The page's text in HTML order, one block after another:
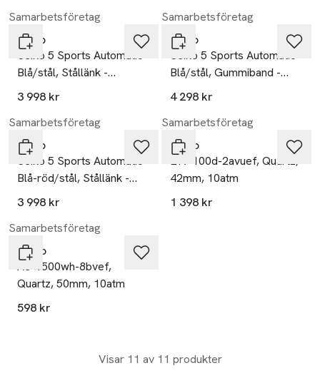
Samarbetsföretag
Seiko
Seiko 5 Sports Automatic
Blå/stål, Stållänk -
Srpd51k1
3 998 kr
Samarbetsföretag
Seiko
Seiko 5 Sports Automatic
Blå/stål, Gummiband -
Srpl77k1
4 298 kr
Samarbetsföretag
Seiko
Seiko 5 Sports Automatic
Blå-röd/stål, Stållänk -
Srpd53k1
3 998 kr
Samarbetsföretag
Casio
Efv-100d-2avuef, Quartz,
42mm, 10atm
1 398 kr
Samarbetsföretag
Casio
Ae-1500wh-8bvef,
Quartz, 50mm, 10atm
598 kr
Visar 11 av 11 produkter